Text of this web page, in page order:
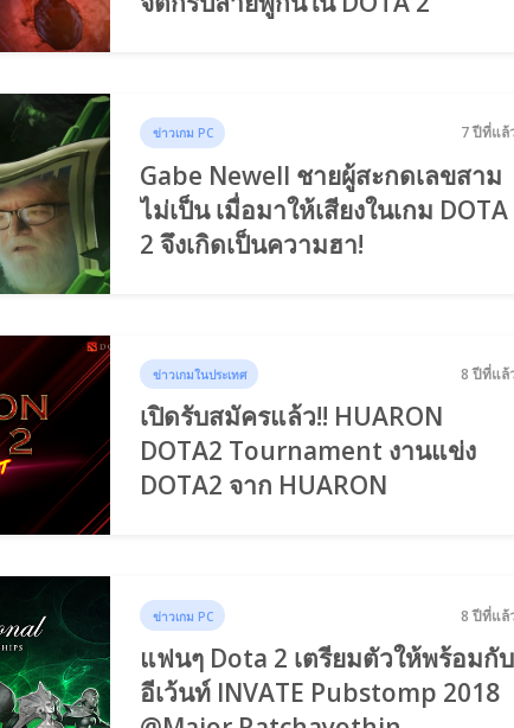
ข่าวเกม PC 7 ปีที่แล้
Gabe Newell ชายผู้สะกดเลขสาม
ไม่เป็น เมื่อมาให้เสียงในเกม DOTA
2 จึงเกิดเป็นความฮา!
ข่าวเกมในประเทศ 8 ปีที่แล้
เปิดรับสมัครแล้ว!! HUARON
DOTA2 Tournament งานแข่ง
DOTA2 จาก HUARON
ข่าวเกม PC 8 ปีที่แล้
แฟนๆ Dota 2 เตรียมตัวให้พร้อมกับ
อีเว้นท์ INVATE Pubstomp 2018